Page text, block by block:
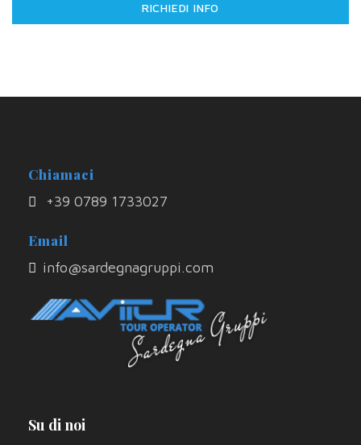
RICHIEDI INFO
Chiamaci
+39 0789 1733027
Email
info@sardegnagruppi.com
Su di noi